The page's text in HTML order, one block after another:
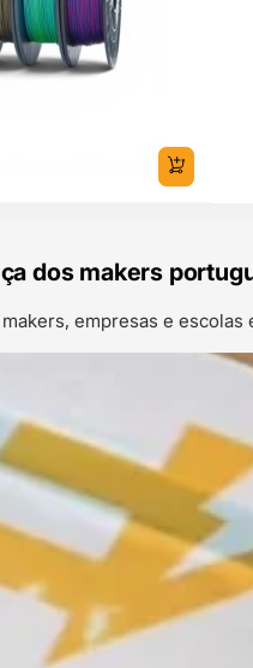
dos makers
empresas e escolas